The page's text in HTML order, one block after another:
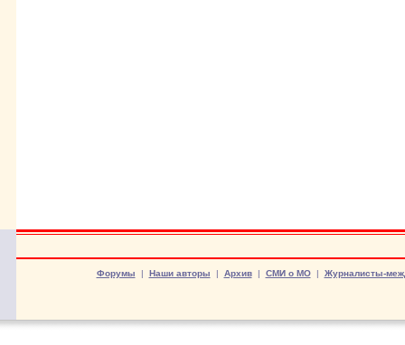
Форумы | Наши авторы | Архив| СМИ о МО| Журналисты-